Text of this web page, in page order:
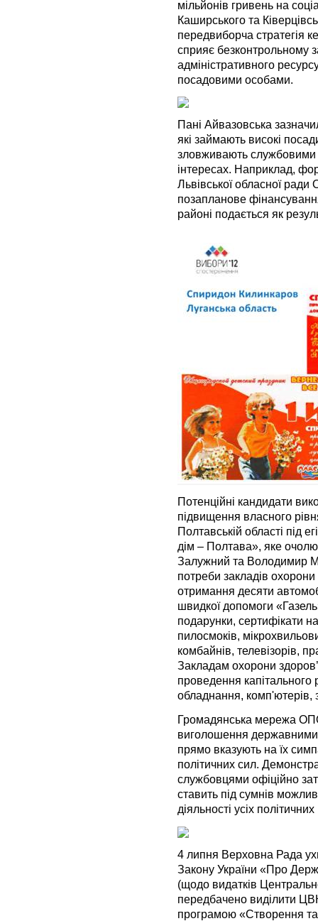
мільйонів гривень на
Каширського та
передвиборча стратегія
сприяє безконтрольному
адміністративного
посадовими особами.
Пані Айвазовська
які займають високі
зловживають службовими
інтересах. Наприклад,
Львівської обласної
позапланове
районі подається як
Потенційні кандидати
підвищення власного
Полтавській області під
дім – Полтава», яке
Залужний та Володимир
потреби закладів
отримання десяти
швидкої допомоги
подарунки, сертифікати
пилосмоків,
комбайнів, телевізорів,
Закладам охорони
проведення
обладнання, комп'ютерів,
Громадянська мережа
виголошення державними
прямо вказують на їх
політичних сил.
службовцями офіційно
ставить під сумнів
діяльності усіх політичних
4 липня Верховна Рада
Закону України «Про
(щодо видатків
передбачено виділити
програмою «Створення